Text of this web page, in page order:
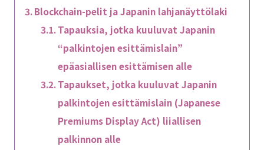
Blockchain-pelit ja Japanin lahjanäyttölaki
Tapauksia, jotka kuuluvat Japanin
“palkintojen esittämislain”
epäasiallisen esittämisen alle
Tapaukset, jotka kuuluvat Japanin
palkintojen esittämislain (Japanese
Premiums Display Act) liiallisen
palkinnon alle